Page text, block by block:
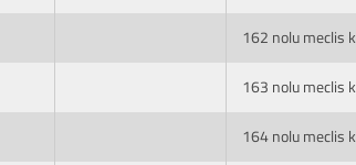
162 nolu meclis
163 nolu meclis
164 nolu meclis